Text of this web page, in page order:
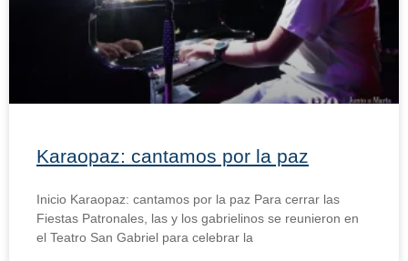
Karaopaz: cantamos por la paz
Inicio Karaopaz: cantamos por la paz Para cerrar las
Fiestas Patronales, las y los gabrielinos se reunieron en
el Teatro San Gabriel para celebrar la